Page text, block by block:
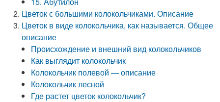
Цветок с большими колокольчиками. Описание
Цветок в виде колокольчика, как называется. Общее
описание
Происхождение и внешний вид колокольчиков
Как выглядит колокольчик
Колокольчик полевой — описание
Колокольчик лесной
Где растет цветок колокольчик?